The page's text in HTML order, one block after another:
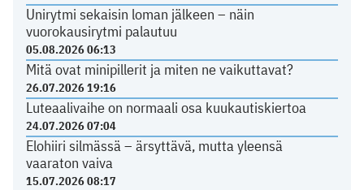
Unirytmi sekaisin loman jälkeen – näin
vuorokausirytmi palautuu
05.08.2026 06:13
Mitä ovat minipillerit ja miten ne vaikuttavat?
26.07.2026 19:16
Luteaalivaihe on normaali osa kuukautiskiertoa
24.07.2026 07:04
Elohiiri silmässä – ärsyttävä, mutta yleensä
vaaraton vaiva
15.07.2026 08:17